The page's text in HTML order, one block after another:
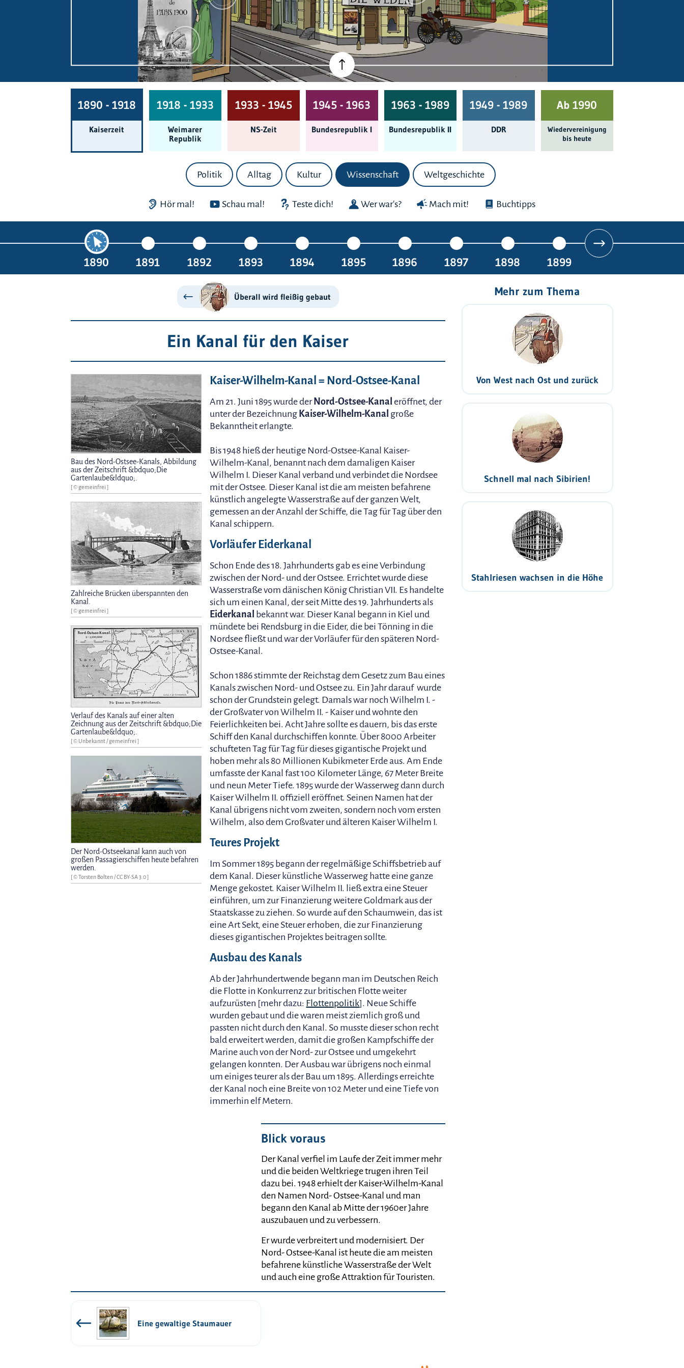
1890 - 1918
Kaiserzeit
1918 - 1933
Weimarer
Republik
1933 - 1945
NS-Zeit
1945 - 1963
Bundes­republik I
1963 - 1989
Bundes­republik II
1949 - 1989
DDR
Ab 1990
Wieder­ver­einigung
bis heute
Politik Alltag Kultur Wissenschaft Weltgeschichte
Hör mal! Schau mal! Teste dich! Wer war's? Mach mit! Buchtipps
1890 1891 1892 1893 1894 1895 1896 1897 1898 1899
Überall wird fleißig gebaut
Ein Kanal für den Kaiser
Bau des Nord-Ostsee-Kanals, Abbildung
aus der Zeitschrift &bdquo;Die
Gartenlaube&ldquo;.
[ © gemeinfrei ]
Zahlreiche Brücken überspannten den
Kanal.
[ © gemeinfrei ]
Verlauf des Kanals auf einer alten
Zeichnung aus der Zeitschrift &bdquo;Die
Gartenlaube&ldquo;.
[ © Unbekannt / gemeinfrei ]
Der Nord-Ostseekanal kann auch von
großen Passagierschiffen heute befahren
werden.
[ ©Torsten Bolten /CC BY-SA 3.0]
Kaiser-Wilhelm-Kanal = Nord-Ostsee-Kanal
Am 21. Juni 1895 wurde derNord-Ostsee-Kanal eröffnet, der
unter der Bezeichnung Kaiser-Wilhelm-Kanal große
Bekanntheit erlangte.
Bis 1948 hieß der heutige Nord-Ostsee-Kanal Kaiser-
Wilhelm-Kanal, benannt nach dem damaligen Kaiser
Wilhelm I. Dieser Kanal verband und verbindet die Nordsee
mit der Ostsee. Dieser Kanal ist die am meisten befahrene
künstlich angelegte Wasserstraße auf der ganzen Welt,
gemessen an der Anzahl der Schiffe, die Tag für Tag über den
Kanal schippern.
Vorläufer Eiderkanal
Schon Ende des 18. Jahrhunderts gab es eine Verbindung
zwischen der Nord- und der Ostsee. Errichtet wurde diese
Wasserstraße vom dänischen König Christian VII. Es handelte
sich um einen Kanal, der seit Mitte des 19. Jahrhunderts als
Eiderkanal bekannt war. Dieser Kanal begann in Kiel und
mündete bei Rendsburg in die Eider, die bei Tönning in die
Nordsee fließt und war der Vorläufer für den späteren Nord-
Ostsee-Kanal.
Schon 1886 stimmte der Reichstag dem Gesetz zum Bau eines
Kanals zwischen Nord- und Ostsee zu. Ein Jahr darauf wurde
schon der Grundstein gelegt. Damals war noch Wilhelm I. -
der Großvater von Wilhelm II. - Kaiser und wohnte den
Feierlichkeiten bei. Acht Jahre sollte es dauern, bis das erste
Schiff den Kanal durchschiffen konnte. Über 8000 Arbeiter
schufteten Tag für Tag für dieses gigantische Projekt und
hoben mehr als 80 Millionen Kubikmeter Erde aus. Am Ende
umfasste der Kanal fast 100 Kilometer Länge, 67 Meter Breite
und neun Meter Tiefe. 1895 wurde der Wasserweg dann durch
Kaiser Wilhelm II. offiziell eröffnet. Seinen Namen hat der
Kanal übrigens nicht vom zweiten, sondern noch vom ersten
Wilhelm, also dem Großvater und älteren Kaiser Wilhelm I.
Teures Projekt
Im Sommer 1895 begann der regelmäßige Schiffsbetrieb auf
dem Kanal. Dieser künstliche Wasserweg hatte eine ganze
Menge gekostet. Kaiser Wilhelm II. ließ extra eine Steuer
einführen, um zur Finanzierung weitere Goldmark aus der
Staatskasse zu ziehen. So wurde auf den Schaumwein, das ist
eine Art Sekt, eine Steuer erhoben, die zur Finanzierung
dieses gigantischen Projektes beitragen sollte.
Ausbau des Kanals
Ab der Jahrhundertwende begann man im Deutschen Reich
die Flotte in Konkurrenz zur britischen Flotte weiter
aufzurüsten [mehr dazu: Flottenpolitik]. Neue Schiffe
wurden gebaut und die waren meist ziemlich groß und
passten nicht durch den Kanal. So musste dieser schon recht
bald erweitert werden, damit die großen Kampfschiffe der
Marine auch von der Nord- zur Ostsee und umgekehrt
gelangen konnten. Der Ausbau war übrigens noch einmal
um einiges teurer als der Bau um 1895. Allerdings erreichte
der Kanal noch eine Breite von 102 Meter und eine Tiefe von
immerhin elf Metern.
Blick voraus
Der Kanal verfiel im Laufe der Zeit immer mehr
und die beiden Weltkriege trugen ihren Teil
dazu bei. 1948 erhielt der Kaiser-Wilhelm-Kanal
den Namen Nord- Ostsee-Kanal und man
begann den Kanal ab Mitte der 1960er Jahre
auszubauen und zu verbessern.
Er wurde verbreitert und modernisiert. Der
Nord- Ostsee-Kanal ist heute die am meisten
befahrene künstliche Wasserstraße der Welt
und auch eine große Attraktion für Touristen.
Eine gewaltige Staumauer
Mehr zum Thema
Von West nach Ost und zurück
Schnell mal nach Sibirien!
Stahlriesen wachsen in die Höhe